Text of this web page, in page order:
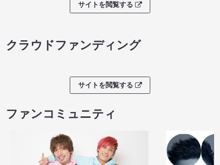
サイトを閲覧する
クラウドファンディング
サイトを閲覧する
ファンコミュニティ